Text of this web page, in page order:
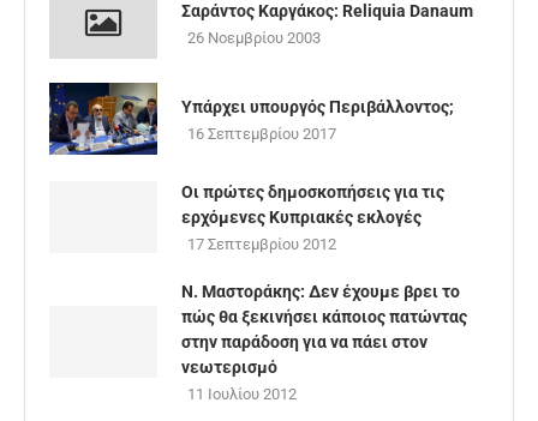
Σαράντος Καργάκος: Reliquia Danaum
26 Νοεμβρίου 2003
Υπάρχει υπουργός Περιβάλλοντος;
16 Σεπτεμβρίου 2017
Οι πρώτες δημοσκοπήσεις για τις
ερχόμενες Κυπριακές εκλογές
17 Σεπτεμβρίου 2012
Ν. Μαστοράκης: Δεν έχουμε βρει το
πώς θα ξεκινήσει κάποιος πατώντας
στην παράδοση για να πάει στον
νεωτερισμό
11 Ιουλίου 2012